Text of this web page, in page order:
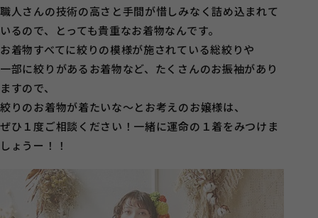
職人さんの技術の高さと手間が惜しみなく詰め込まれて
いるので、とっても貴重なお着物なんです。
お着物すべてに絞りの模様が施されている総絞りや
一部に絞りがあるお着物など、たくさんのお振袖があり
ますので、
絞りのお着物が着たいな～とお考えのお嬢様は、
ぜひ１度ご相談ください！一緒に運命の１着をみつけま
しょうー！！